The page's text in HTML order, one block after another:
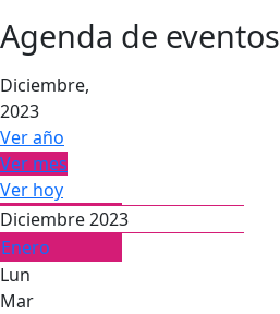
Agenda de eventos
Diciembre,
2023
Ver año
Ver mes
Ver hoy
Diciembre 2023
Enero
Lun
Mar